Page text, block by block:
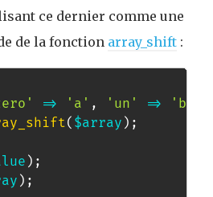
ce dernier comme une
de la fonction array_shift :
=> 'a' , 'un' => 'b'
( $array ) ;
) ;
) ;